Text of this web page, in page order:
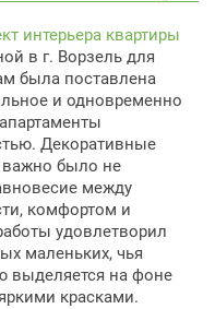
интерьера квартиры
в г. Ворзель для
была поставлена
и одновременно
Декоративные
важно было не
между
комфортом и
удовлетворил
маленьких, чья
выделяется на фоне
красками.